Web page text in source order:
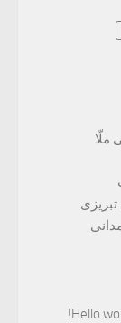
ملّا
Hello